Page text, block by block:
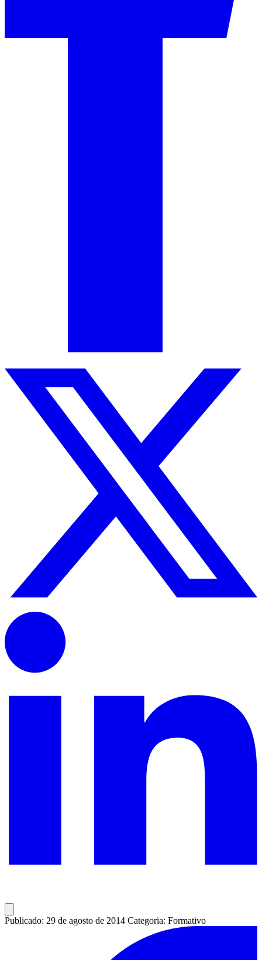
Publicado: 29 de agosto de 2014 Categoria: Formativo